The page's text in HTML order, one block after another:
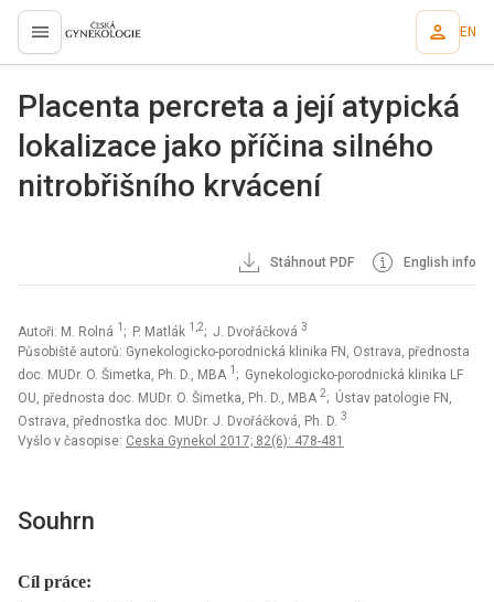
proLékaře.cz EN
Placenta percreta a její atypická
lokalizace jako příčina silného
nitrobřišního krvácení
Stáhnout PDF English info
Autoři: M. Rolná 1 ; P. Matlák 1,2; J. Dvořáčková 3
Působiště autorů: Gynekologicko-porodnická klinika FN, Ostrava, přednosta
doc. MUDr. O. Šimetka, Ph. D., MBA 1 ; Gynekologicko-porodnická klinika LF
OU, přednosta doc. MUDr. O. Šimetka, Ph. D., MBA 2; Ústav patologie FN,
Ostrava, přednostka doc. MUDr. J. Dvořáčková, Ph. D. 3
Vyšlo v časopise: Ceska Gynekol 2017; 82(6): 478-481
Souhrn
Cíl práce: